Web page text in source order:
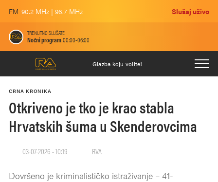
FM 90.2 MHz | 96.7 MHz Slušaj uživo
TRENUTNO SLUŠATE
Noćni program00:00-06:00
Glazba koju volite!
CRNA KRONIKA
Otkriveno je tko je krao stabla
Hrvatskih šuma u Skenderovcima
03-07-2026 • 10:19 RVA
Dovršeno je kriminalističko istraživanje – 41-